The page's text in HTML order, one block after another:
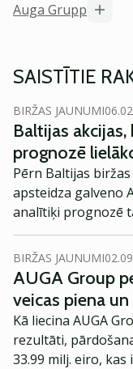
Auga Grupp
SAISTĪTIE
BIRŽAS JAUNUMI
Baltijas
prognozē
Pērn Baltijas
apsteidza galveno
analītiķi prognozē
kompāniju akcijām.
BIRŽAS JAUNUMI
AUGA Group
veicas piena
Kā liecina AUGA
rezultāti,
33.99 milj. eiro,